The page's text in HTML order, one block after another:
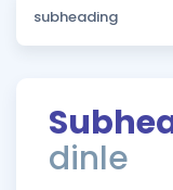
Puan
ÖSYM Sınav
Kampanyalar
dinle